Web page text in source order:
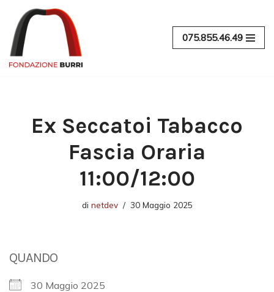
Vai
al
contenuto
075.855.46.49
Ex Seccatoi Tabacco
Fascia Oraria
11:00/12:00
di netdev 30 Maggio 2025
QUANDO
30 Maggio 2025